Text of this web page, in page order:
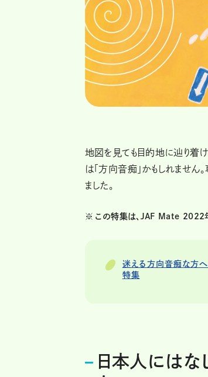
地図を見ても目的地に辿り着け
は「方向音痴」かもしれませ
ました。
※ この特集は、JAF Mate 2022
迷える方向音痴な方へ
特集
日本人には